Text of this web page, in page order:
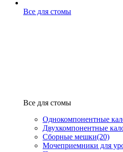
Все для стомы
Все для стомы
Однокомпонентные
Двухкомпонентные
Сборные мешки(20)
Мочеприемники для